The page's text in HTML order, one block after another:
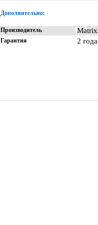
Дополнительно:
Производитель Matrix
Гарантия 2 года